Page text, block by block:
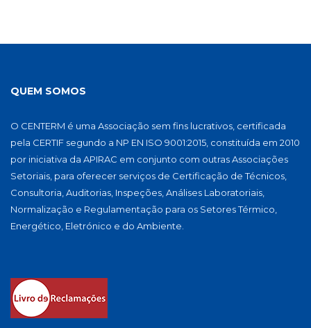
QUEM SOMOS
O CENTERM é uma Associação sem fins lucrativos, certificada
pela CERTIF segundo a NP EN ISO 9001:2015, constituída em 2010
por iniciativa da APIRAC em conjunto com outras Associações
Setoriais, para oferecer serviços de Certificação de Técnicos,
Consultoria, Auditorias, Inspeções, Análises Laboratoriais,
Normalização e Regulamentação para os Setores Térmico,
Energético, Eletrónico e do Ambiente.